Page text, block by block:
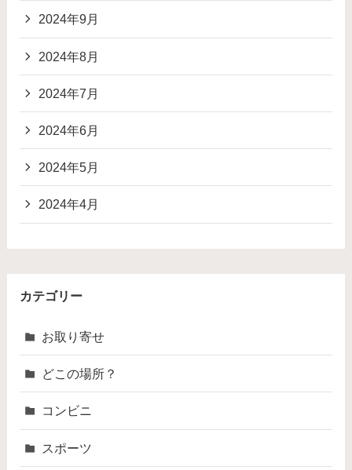
2024年9月
2024年8月
2024年7月
2024年6月
2024年5月
2024年4月
カテゴリー
お取り寄せ
どこの場所？
コンビニ
スポーツ